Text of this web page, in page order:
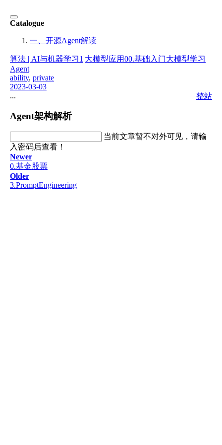
Catalogue
一、开源Agent解读
算法 | AI与机器学习1|大模型应用00.基础入门大模型学习
Agent
ability, private
2023-03-03
...
整站
Agent架构解析
当前文章暂不对外可见，请输
入密码后查看！
Newer
0.基金股票
Older
3.PromptEngineering